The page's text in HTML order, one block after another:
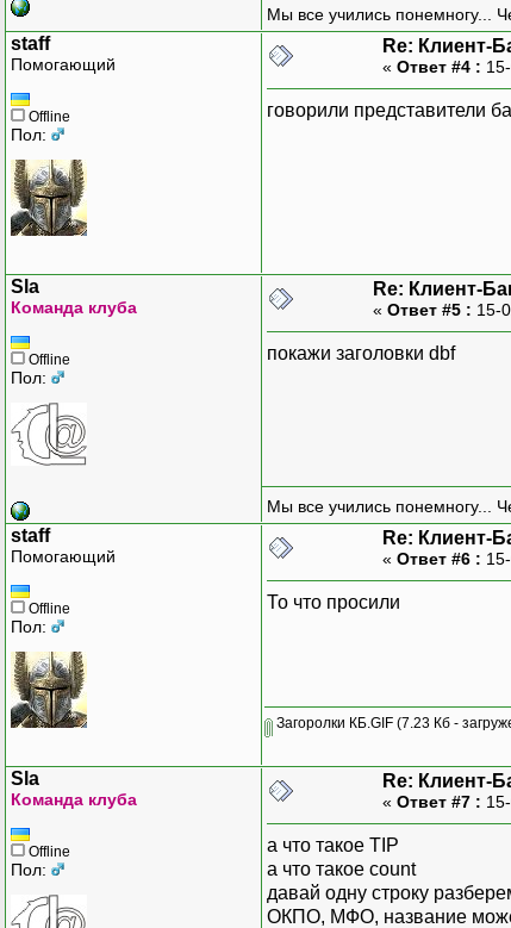
Мы все учились понемногу...
staff
Помогающий
Offline
Пол:
Re: Клиент-
« Ответ #4 :
говорили представители
Sla
Команда клуба
Offline
Пол:
Re: Клиент-
« Ответ #5 : 15-
покажи заголовки dbf
Мы все учились понемногу...
staff
Помогающий
Offline
Пол:
Re: Клиент-
« Ответ #6 :
То что просили
Загоролки КБ.GIF (7.23 Кб -
Sla
Команда клуба
Offline
Пол:
Re: Клиент-
« Ответ #7 :
а что такое TIP
а что такое count
давай одну строку
ОКПО, МФО, название